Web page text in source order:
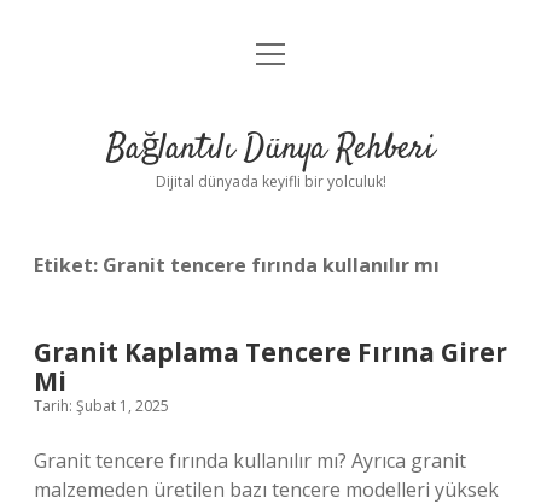
Anasayfa
Yasal Uyarı
menüyü
Bağlantılı Dünya Rehberi
Dijital dünyada keyifli bir yolculuk!
Etiket: Granit tencere fırında kullanılır mı
Granit Kaplama Tencere Fırına Girer
Mi
Tarih: Şubat 1, 2025
Granit tencere fırında kullanılır mı? Ayrıca granit
malzemeden üretilen bazı tencere modelleri yüksek